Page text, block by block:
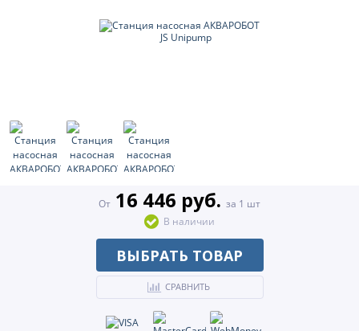
От 16 446 руб. за 1 шт
В наличии
ВЫБРАТЬ ТОВАР
СРАВНИТЬ